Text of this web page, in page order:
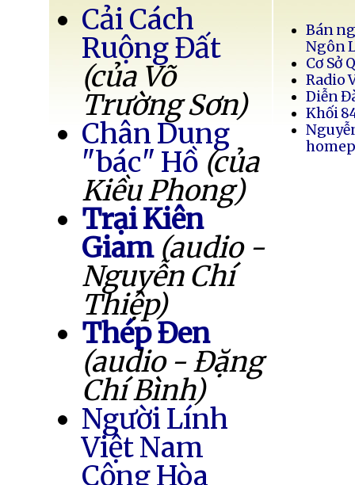
Cải Cách
Ruộng Đất
(của Võ
Trường Sơn)
Chân Dung
"bác" Hồ (của
Kiều Phong)
Trại Kiên
Giam (audio -
Nguyễn Chí
Thiệp)
Thép Đen
(audio - Đặng
Chí Bình)
Người Lính
Việt Nam
Cộng Hòa
Bán
Ngôn
Cơ Sở
Radio
Diễn
Khối